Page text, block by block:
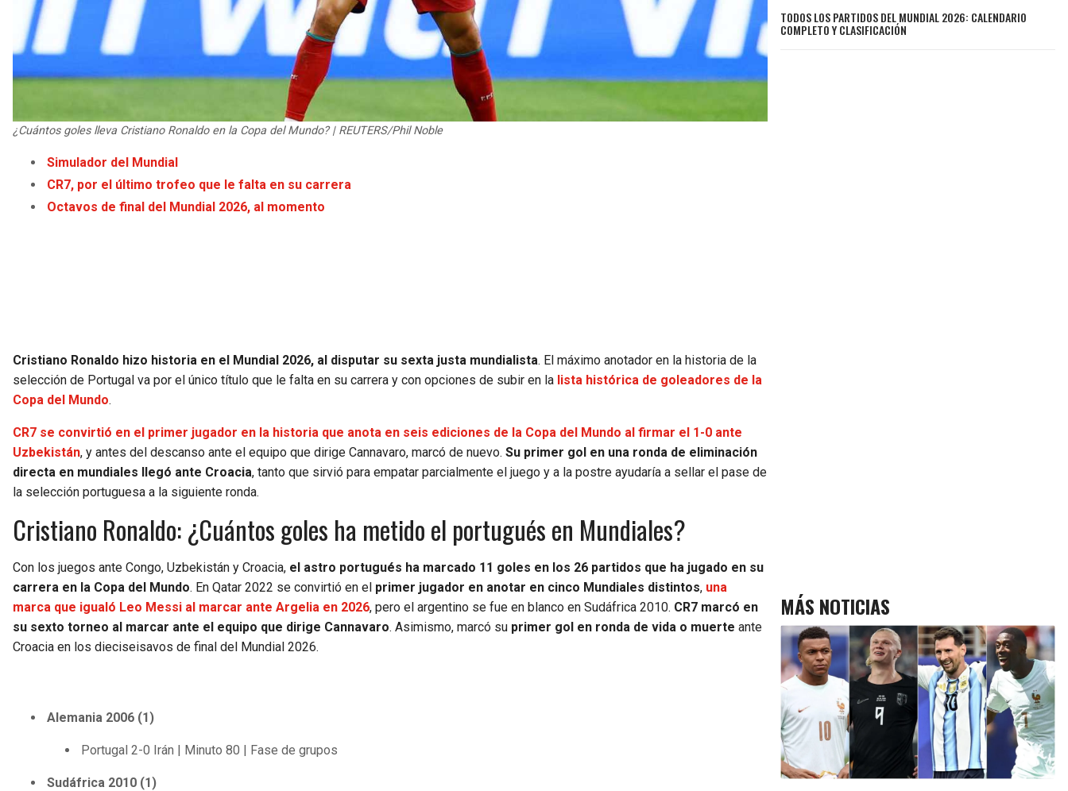
¿Cuántos goles lleva Cristiano Ronaldo en la Copa del Mundo? | REUTERS/Phil Noble
Simulador del Mundial
CR7, por el último trofeo que le falta en su carrera
Octavos de final del Mundial 2026, al momento
Cristiano Ronaldo hizo historia en el Mundial 2026, al disputar su sexta justa mundialista. El máximo anotador en la historia de la
selección de Portugal va por el único título que le falta en su carrera y con opciones de subir en la lista histórica de goleadores de la
Copa del Mundo.
CR7 se convirtió en el primer jugador en la historia que anota en seis ediciones de la Copa del Mundo al firmar el 1-0 ante
Uzbekistán, y antes del descanso ante el equipo que dirige Cannavaro, marcó de nuevo. Su primer gol en una ronda de eliminación
directa en mundiales llegó ante Croacia, tanto que sirvió para empatar parcialmente el juego y a la postre ayudaría a sellar el pase de
la selección portuguesa a la siguiente ronda.
Cristiano Ronaldo: ¿Cuántos goles ha metido el portugués en Mundiales?
Con los juegos ante Congo, Uzbekistán y Croacia, el astro portugués ha marcado 11 goles en los 26 partidos que ha jugado en su
carrera en la Copa del Mundo. En Qatar 2022 se convirtió en el primer jugador en anotar en cinco Mundiales distintos, una
marca que igualó Leo Messi al marcar ante Argelia en 2026, pero el argentino se fue en blanco en Sudáfrica 2010. CR7 marcó en
su sexto torneo al marcar ante el equipo que dirige Cannavaro. Asimismo, marcó su primer gol en ronda de vida o muerte ante
Croacia en los dieciseisavos de final del Mundial 2026.
Alemania 2006 (1)
Portugal 2-0 Irán | Minuto 80 | Fase de grupos
Sudáfrica 2010 (1)
TODOS LOS PARTIDOS DEL MUNDIAL 2026: CALENDARIO
COMPLETO Y CLASIFICACIÓN
MÁS NOTICIAS